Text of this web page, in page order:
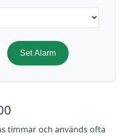
Set Alarm
timmar och används ofta